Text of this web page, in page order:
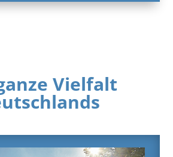
Vielfalt